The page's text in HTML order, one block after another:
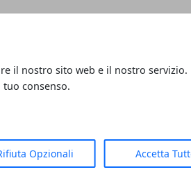
il nostro sito web e il nostro servizio.
consenso.
Opzionali Accetta
tavolozza di
tappeto, per unificare
la possibilità